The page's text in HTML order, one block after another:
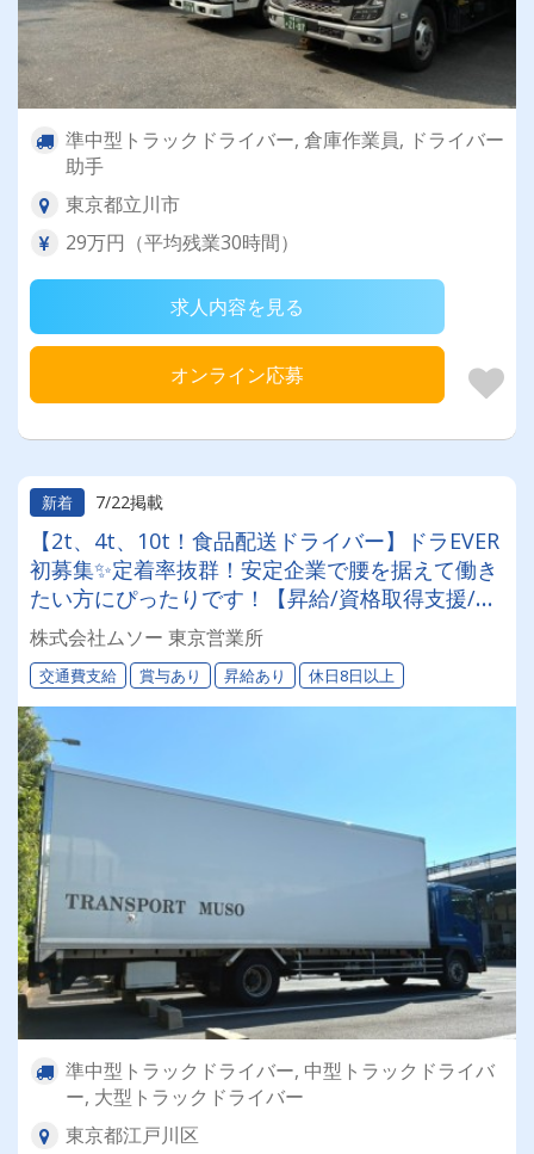
準中型トラックドライバー, 倉庫作業員, ドライバー
助手
東京都立川市
29万円（平均残業30時間）
求人内容を見る
オンライン応募
新着 7/22掲載
【2t、4t、10t！食品配送ドライバー】ドラEVER
初募集✨定着率抜群！安定企業で腰を据えて働き
たい方にぴったりです！【昇給/資格取得支援/普
通免許で応募OK♪勤務日数や時間など生活スタイ
ルに合わせて選べます★
株式会社ムソー 東京営業所
交通費支給 賞与あり 昇給あり 休日8日以上
準中型トラックドライバー, 中型トラックドライバ
ー, 大型トラックドライバー
東京都江戸川区